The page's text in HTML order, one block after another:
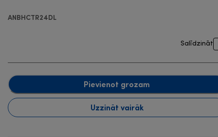
ņemšanai paredzētu
vāku
ANBHCTR24DL
Salīdzināt
Pievienot grozam
Uzzināt vairāk